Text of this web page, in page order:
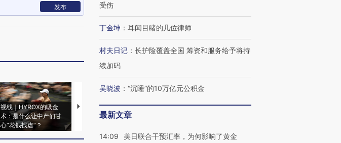
发布
视线｜HYROX的吸金
术：是什么让中产们甘
心“花钱找虐”？
马航飞行员跨国走私7万
粒摇头丸 尿检体内含3种
视线｜被称为“蟑螂”的印
视线｜“入侵”还是“人道危
受伤
丁金坤 ： 耳闻目睹的几位律师
村夫日记 ： 长护险覆盖全国 筹资和服务给予将持
续加码
吴晓波 ： “沉睡”的10万亿元公积金
最新文章
14:09 美日联合干预汇率，为何影响了黄金